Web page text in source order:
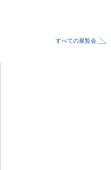
すべての展覧会